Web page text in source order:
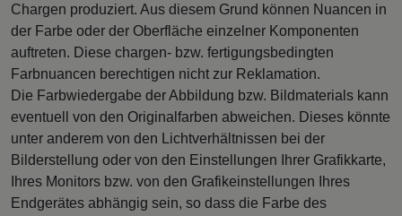
Chargen produziert. Aus diesem Grund können Nuancen in
der Farbe oder der Oberfläche einzelner Komponenten
auftreten. Diese chargen- bzw. fertigungsbedingten
Farbnuancen berechtigen nicht zur Reklamation.
Die Farbwiedergabe der Abbildung bzw. Bildmaterials kann
eventuell von den Originalfarben abweichen. Dieses könnte
unter anderem von den Lichtverhältnissen bei der
Bilderstellung oder von den Einstellungen Ihrer Grafikkarte,
Ihres Monitors bzw. von den Grafikeinstellungen Ihres
Endgerätes abhängig sein, so dass die Farbe des